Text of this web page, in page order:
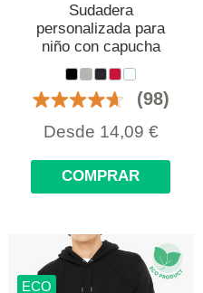
Sudadera
personalizada para
niño con capucha
(98)
Desde 14,09 €
COMPRAR
ECO